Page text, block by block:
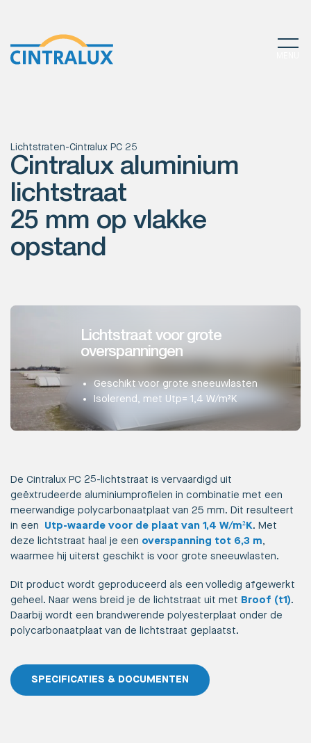
Lichtstraten-Cintralux PC 25
Cintralux aluminium
lichtstraat
25 mm op vlakke
opstand
Lichtstraat voor grote
overspanningen
Geschikt voor grote sneeuwlasten
Isolerend, met Utp= 1,4 W/m²K
De Cintralux PC 25-lichtstraat is vervaardigd uit
geëxtrudeerde aluminiumprofielen in combinatie met een
meerwandige polycarbonaatplaat van 25 mm. Dit resulteert
in een Utp-waarde voor de plaat van 1,4 W/m²K. Met
deze lichtstraat haal je een overspanning tot 6,3 m,
waarmee hij uiterst geschikt is voor grote sneeuwlasten.
Dit product wordt geproduceerd als een volledig afgewerkt
geheel. Naar wens breid je de lichtstraat uit met Broof (t1).
Daarbij wordt een brandwerende polyesterplaat onder de
polycarbonaatplaat van de lichtstraat geplaatst.
SPECIFICATIES & DOCUMENTEN